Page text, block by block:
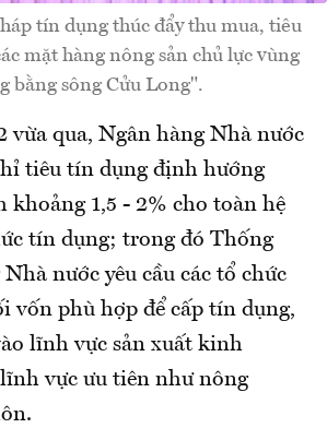
tín dụng thúc đẩy thu mua, tiêu
mặt hàng nông sản chủ lực vùng
bằng sông Cửu Long".
vừa qua, Ngân hàng Nhà nước
tiêu tín dụng định hướng
khoảng 1,5 - 2% cho toàn hệ
tín dụng; trong đó Thống
nước yêu cầu các tổ chức
vốn phù hợp để cấp tín dụng,
lĩnh vực sản xuất kinh
vực ưu tiên như nông